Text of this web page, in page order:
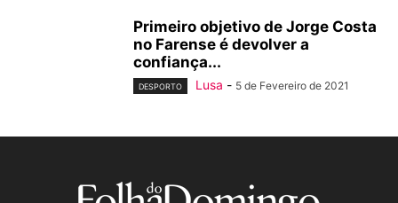
Primeiro objetivo de Jorge Costa
no Farense é devolver a
confiança...
DESPORTO Lusa - 5 de Fevereiro de 2021